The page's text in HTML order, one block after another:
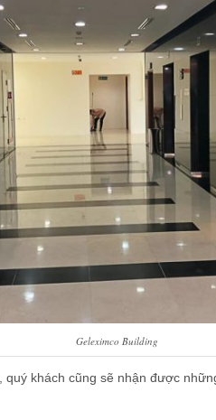
Geleximco Building
quý khách cũng sẽ nhận được